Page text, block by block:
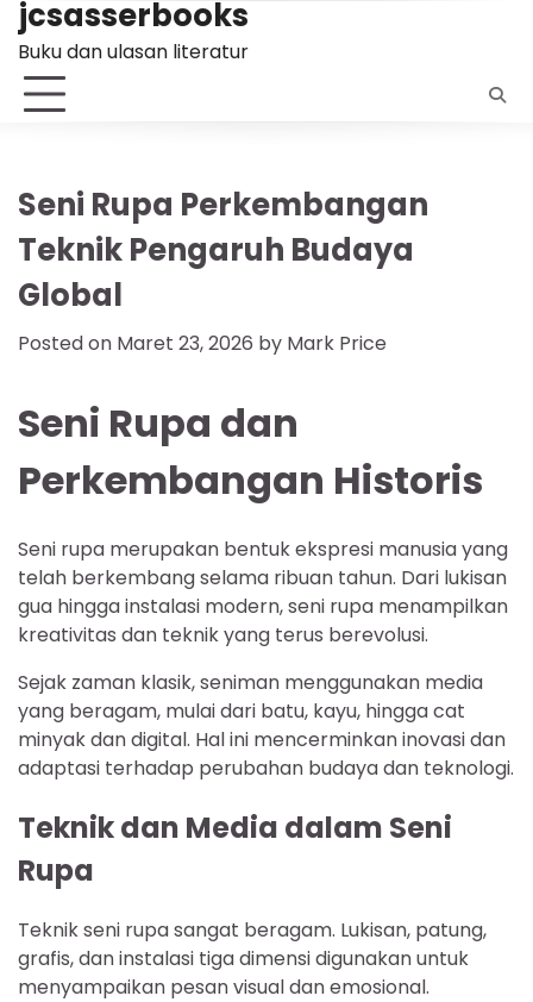
Skip
to
content
jcsasserbooks
Buku dan ulasan literatur
Seni Rupa Perkembangan
Teknik Pengaruh Budaya
Global
Posted on Maret 23, 2026 by Mark Price
Seni Rupa dan
Perkembangan Historis
Seni rupa merupakan bentuk ekspresi manusia yang
telah berkembang selama ribuan tahun. Dari lukisan
gua hingga instalasi modern, seni rupa menampilkan
kreativitas dan teknik yang terus berevolusi.
Sejak zaman klasik, seniman menggunakan media
yang beragam, mulai dari batu, kayu, hingga cat
minyak dan digital. Hal ini mencerminkan inovasi dan
adaptasi terhadap perubahan budaya dan teknologi.
Teknik dan Media dalam Seni
Rupa
Teknik seni rupa sangat beragam. Lukisan, patung,
grafis, dan instalasi tiga dimensi digunakan untuk
menyampaikan pesan visual dan emosional.